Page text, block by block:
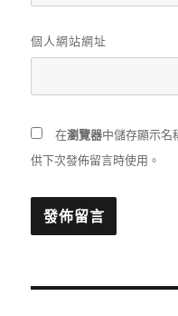
個人網站網址
在瀏覽器中儲存顯示名
供下次發佈留言時使用。